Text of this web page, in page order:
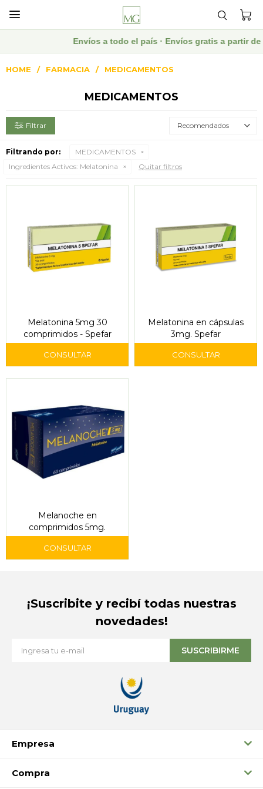

Envíos a todo el país · Envíos gratis a partir de
HOME FARMACIA MEDICAMENTOS
MEDICAMENTOS
Recomendados
Filtrando por:
MEDICAMENTOS
Ingredientes Activos: Melatonina Quitar filtros
Melatonina 5mg 30
comprimidos - Spefar
Melatonina en cápsulas
3mg. Spefar
Melanoche en
comprimidos 5mg.
Empresa
Compra
¡Suscribite y recibí todas nuestras
novedades!
SUSCRIBIRME